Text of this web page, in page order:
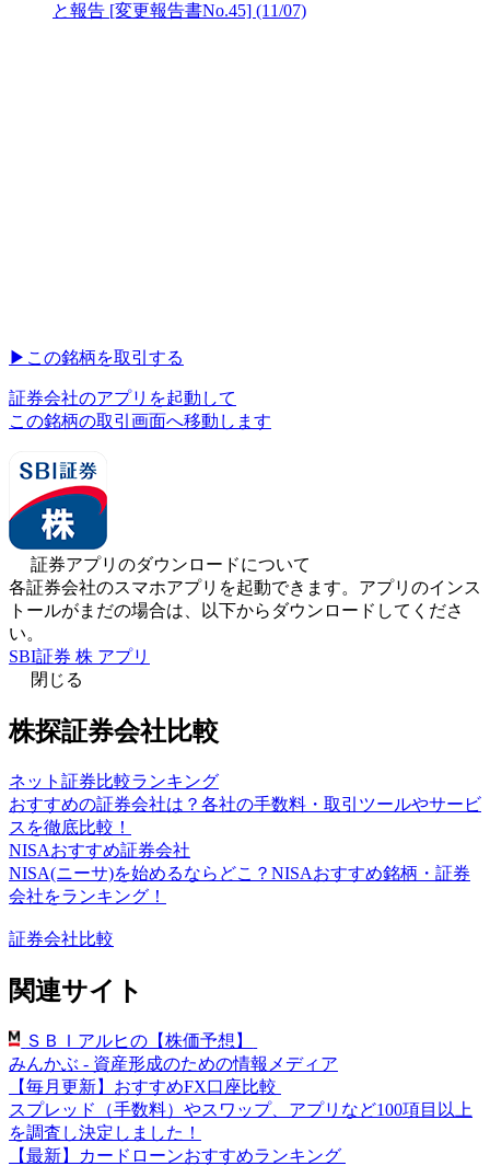
と報告 [変更報告書No.45] (11/07)
▶︎ この銘柄を取引する
証券会社のアプリを起動して
この銘柄の取引画面へ移動します
証券アプリのダウンロードについて
各証券会社のスマホアプリを起動できます。アプリのインス
トールがまだの場合は、以下からダウンロードしてくださ
い。
SBI証券 株 アプリ
閉じる
株探証券会社比較
ネット証券比較ランキング
おすすめの証券会社は？各社の手数料・取引ツールやサービ
スを徹底比較！
NISAおすすめ証券会社
NISA(ニーサ)を始めるならどこ？NISAおすすめ銘柄・証券
会社をランキング！
証券会社比較
関連サイト
ＳＢＩアルヒの【株価予想】
みんかぶ - 資産形成のための情報メディア
【毎月更新】おすすめFX口座比較
スプレッド（手数料）やスワップ、アプリなど100項目以上
を調査し決定しました！
【最新】カードローンおすすめランキング